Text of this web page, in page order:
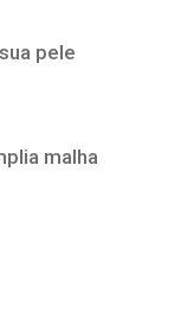
pele
malha